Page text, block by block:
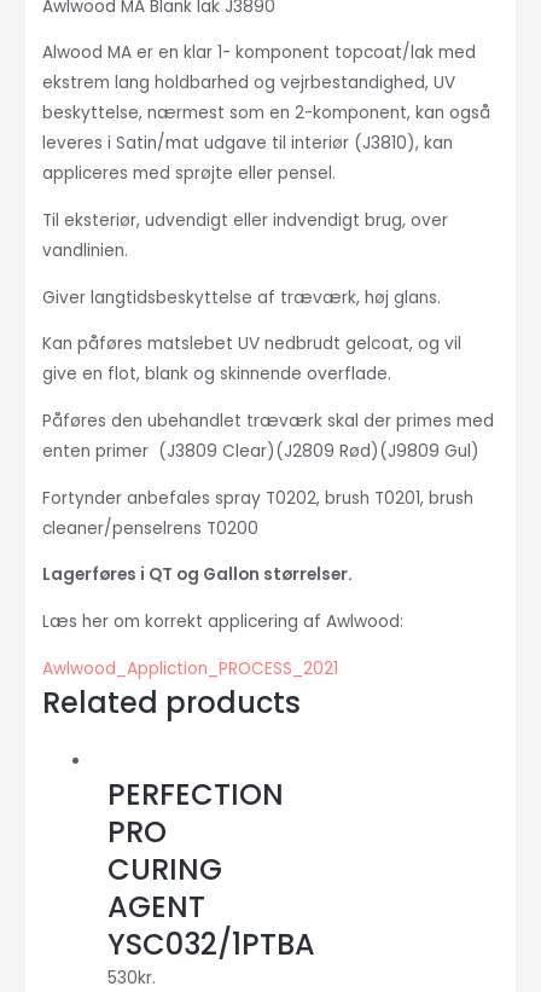
Awlwood MA Blank lak J3890
Alwood MA er en klar 1- komponent topcoat/lak med
ekstrem lang holdbarhed og vejrbestandighed, UV
beskyttelse, nærmest som en 2-komponent, kan også
leveres i Satin/mat udgave til interiør (J3810), kan
appliceres med sprøjte eller pensel.
Til eksteriør, udvendigt eller indvendigt brug, over
vandlinien.
Giver langtidsbeskyttelse af træværk, høj glans.
Kan påføres matslebet UV nedbrudt gelcoat, og vil
give en flot, blank og skinnende overflade.
Påføres den ubehandlet træværk skal der primes med
enten primer (J3809 Clear)(J2809 Rød)(J9809 Gul)
Fortynder anbefales spray T0202, brush T0201, brush
cleaner/penselrens T0200
Lagerføres i QT og Gallon størrelser.
Læs her om korrekt applicering af Awlwood:
Awlwood_Appliction_PROCESS_2021
Related products
PERFECTION
PRO
CURING
AGENT
YSC032/1PTBA
530kr.